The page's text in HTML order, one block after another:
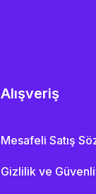
Alışveriş
Mesafeli Satış
Gizlilik ve